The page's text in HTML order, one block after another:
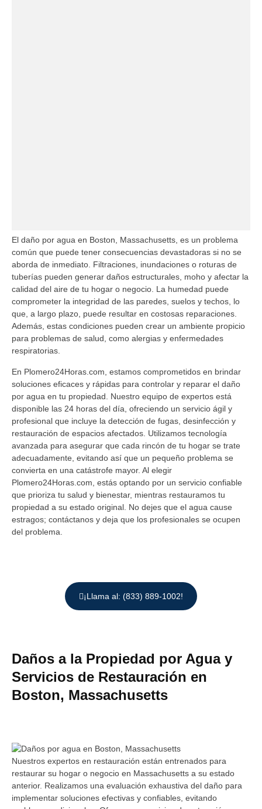
El daño por agua en Boston, Massachusetts, es un problema
común que puede tener consecuencias devastadoras si no se
aborda de inmediato. Filtraciones, inundaciones o roturas de
tuberías pueden generar daños estructurales, moho y afectar la
calidad del aire de tu hogar o negocio. La humedad puede
comprometer la integridad de las paredes, suelos y techos, lo
que, a largo plazo, puede resultar en costosas reparaciones.
Además, estas condiciones pueden crear un ambiente propicio
para problemas de salud, como alergias y enfermedades
respiratorias.
En Plomero24Horas.com, estamos comprometidos en brindar
soluciones eficaces y rápidas para controlar y reparar el daño
por agua en tu propiedad. Nuestro equipo de expertos está
disponible las 24 horas del día, ofreciendo un servicio ágil y
profesional que incluye la detección de fugas, desinfección y
restauración de espacios afectados. Utilizamos tecnología
avanzada para asegurar que cada rincón de tu hogar se trate
adecuadamente, evitando así que un pequeño problema se
convierta en una catástrofe mayor. Al elegir
Plomero24Horas.com, estás optando por un servicio confiable
que prioriza tu salud y bienestar, mientras restauramos tu
propiedad a su estado original. No dejes que el agua cause
estragos; contáctanos y deja que los profesionales se ocupen
del problema.
¡Llama al: (833) 889-1002!
Daños a la Propiedad por Agua y
Servicios de Restauración en
Boston, Massachusetts
Nuestros expertos en restauración están entrenados para
restaurar su hogar o negocio en Massachusetts a su estado
anterior. Realizamos una evaluación exhaustiva del daño para
implementar soluciones efectivas y confiables, evitando